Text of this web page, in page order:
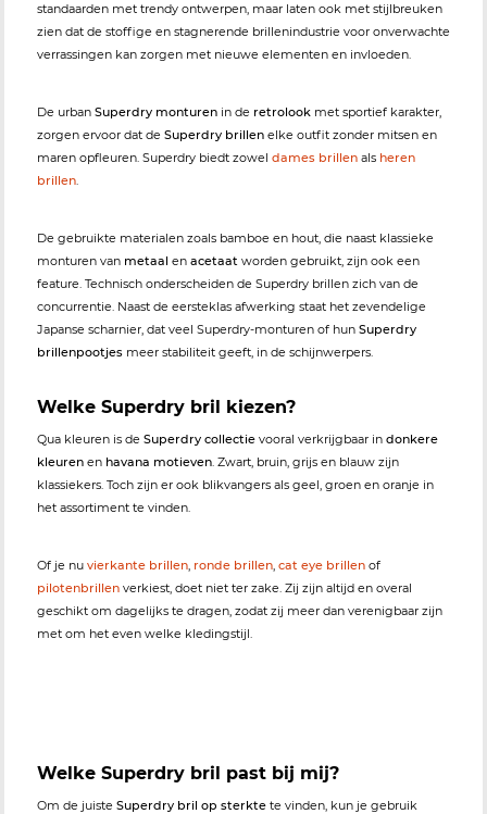
standaarden met trendy ontwerpen, maar laten ook met stijlbreuken
zien dat de stoffige en stagnerende brillenindustrie voor onverwachte
verrassingen kan zorgen met nieuwe elementen en invloeden.
De urban Superdry monturen in de retrolook met sportief karakter,
zorgen ervoor dat de Superdry brillen elke outfit zonder mitsen en
maren opfleuren. Superdry biedt zowel dames brillen als heren
brillen.
De gebruikte materialen zoals bamboe en hout, die naast klassieke
monturen van metaal en acetaat worden gebruikt, zijn ook een
feature. Technisch onderscheiden de Superdry brillen zich van de
concurrentie. Naast de eersteklas afwerking staat het zevendelige
Japanse scharnier, dat veel Superdry-monturen of hun Superdry
brillenpootjes meer stabiliteit geeft, in de schijnwerpers.
Welke Superdry bril kiezen?
Qua kleuren is de Superdry collectie vooral verkrijgbaar in donkere
kleuren en havana motieven. Zwart, bruin, grijs en blauw zijn
klassiekers. Toch zijn er ook blikvangers als geel, groen en oranje in
het assortiment te vinden.
Of je nu vierkante brillen, ronde brillen, cat eye brillen of
pilotenbrillen verkiest, doet niet ter zake. Zij zijn altijd en overal
geschikt om dagelijks te dragen, zodat zij meer dan verenigbaar zijn
met om het even welke kledingstijl.
Welke Superdry bril past bij mij?
Om de juiste Superdry bril op sterkte te vinden, kun je gebruik